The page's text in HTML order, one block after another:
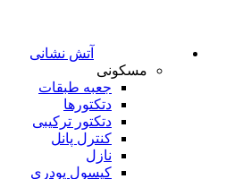
آتش نشانی
مسکونی
جعبه طبقات
دتکتورها
دتکتور ترکیبی
کنترل پانل
نازل
کپسول پودری